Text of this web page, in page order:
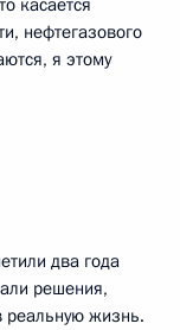
касается
нефтегазового
я этому
два года
решения,
реальную жизнь.